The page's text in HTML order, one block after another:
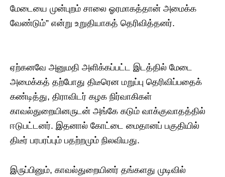
மேடையை முன்புறம் சாலை ஓரமாகத்தான் அமைக்க
வேண்டும்” என்று உறுதியாகத் தெரிவித்தனர்.
ஏற்கனவே அனுமதி அளிக்கப்பட்ட இடத்தில் மேடை
அமைக்கத் தற்போது திடீரென மறுப்பு தெரிவிப்பதைக்
கண்டித்து, திராவிடர் கழக நிர்வாகிகள்
காவல்துறையினருடன் அங்கே கடும் வாக்குவாதத்தில்
ஈடுபட்டனர். இதனால் கோட்டை மைதானப் பகுதியில்
திடீர் பரபரப்பும் பதற்றமும் நிலவியது.
​இருப்பினும், காவல்துறையினர் தங்களது முடிவில்